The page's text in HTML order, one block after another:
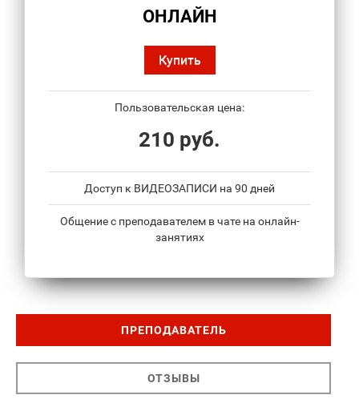
ОНЛАЙН
Купить
Пользовательская цена:
210 руб.
Доступ к ВИДЕОЗАПИСИ на 90 дней
Общение с преподавателем в чате на онлайн-
занятиях
ПРЕПОДАВАТЕЛЬ
ОТЗЫВЫ